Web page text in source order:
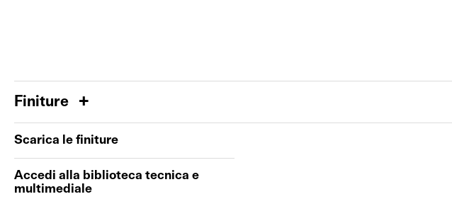
Finiture
Scarica le finiture
Accedi alla biblioteca tecnica e
multimediale